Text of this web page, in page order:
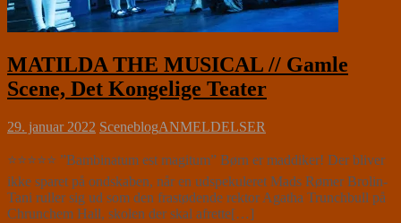
MATILDA THE MUSICAL // Gamle
Scene, Det Kongelige Teater
29. januar 2022 SceneblogANMELDELSER
⭐⭐⭐⭐⭐ ”Bambinatum est magitum” Børn er maddiker! Der bliver
ikke sparet på ondskaben, når en udspekuleret Mads Rømer Brolin-
Tani ruller sig ud som den frastødende rektor Agatha Trunchbull på
Chrunchem Hall, skolen der skal afrette[…]